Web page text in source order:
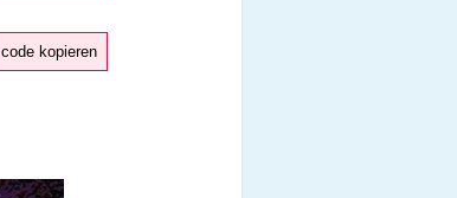
code kopieren